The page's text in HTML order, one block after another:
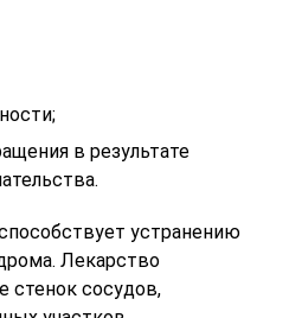
в результате
устранению
Лекарство
стенок сосудов,